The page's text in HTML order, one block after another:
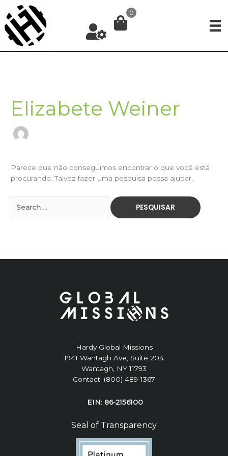
para
conteúdo
0
Elizabete Weiner
Parece que não conseguimos encontrar o que você está
procurando. Talvez fazer uma pesquisa possa ajudar.
por:
Hardy Global Missions
1941 Wantagh Ave, Suite 204
Wantagh, NY 11793
Contact: (800) 489-1367
EIN: 86-2156100
Seal of Transparency